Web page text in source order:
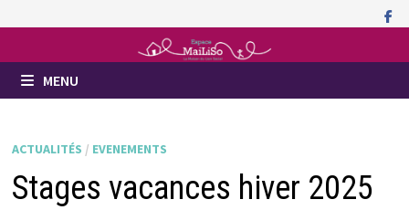
contenu
MENU
ACTUALITÉS / EVENEMENTS
Stages vacances hiver 2025